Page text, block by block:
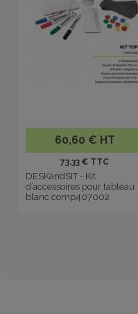
60,60 € HT
73.33 € TTC
DESKandSIT - Kit
d’accessoires pour tableau
blanc comp407002